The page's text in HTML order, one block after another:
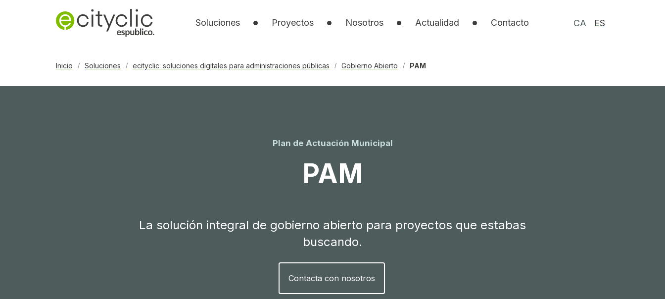
Soluciones Proyectos Nosotros Actualidad Contacto CA ES
Inicio / Soluciones / ecityclic: soluciones digitales para administraciones públicas / Gobierno Abierto / PAM
Plan de Actuación Municipal
PAM
La solución integral de gobierno abierto para proyectos que estabas
buscando.
Contacta con nosotros